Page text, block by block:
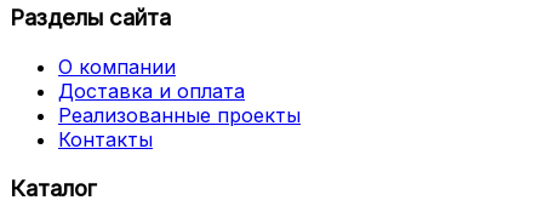
Разделы сайта
О компании
Доставка и оплата
Реализованные проекты
Контакты
Каталог